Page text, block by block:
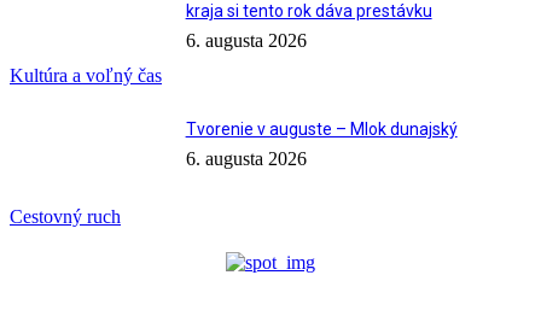
Kultúra a voľný čas
kraja si tento rok dáva prestávku
6. augusta 2026
Cestovný ruch
Tvorenie v auguste – Mlok dunajský
6. augusta 2026